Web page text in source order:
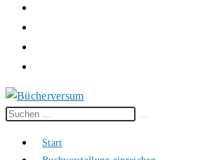
Diese
durchsuchen
Start